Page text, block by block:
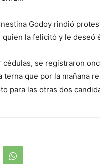
Godoy rindió
quien la felicitó y le deseó
cédulas, se registraron
terna que por la mañana
para las otras dos